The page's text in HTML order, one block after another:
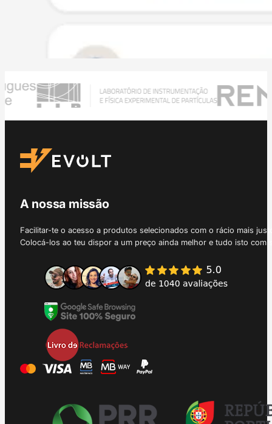
A nossa missão
Facilitar-te o acesso a produtos selecionados com o rácio mais
Colocá-los ao teu dispor a um preço ainda melhor e tudo isto